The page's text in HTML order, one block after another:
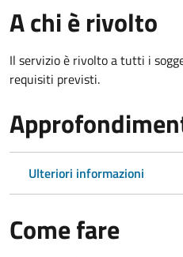
A chi è rivolto
Il servizio è rivolto a tutti i
requisiti previsti.
Ulteriori informazioni
Come fare